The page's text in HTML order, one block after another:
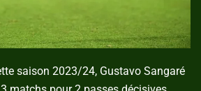
saison 2023/24, Gustavo Sangaré